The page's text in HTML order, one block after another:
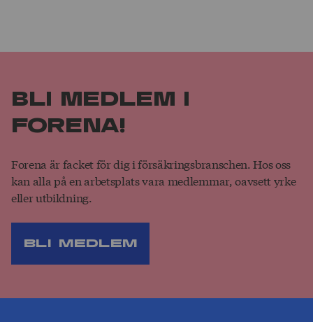
Bli medlem i
Forena!
Forena är facket för dig i försäkringsbranschen. Hos oss
kan alla på en arbetsplats vara medlemmar, oavsett yrke
eller utbildning.
Bli medlem